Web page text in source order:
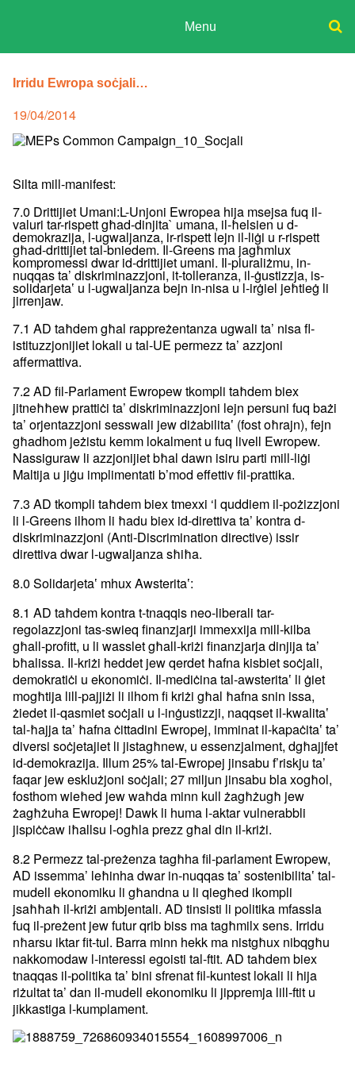
Menu
Join
for:
Irridu Ewropa soċjali…
Posted
on
19/04/2014
Silta mill-manifest:
7.0 Drittijiet Umani:L-Unjoni Ewropea hija msejsa fuq il-
valuri tar-rispett għad-dinjita` umana, il-ħelsien u d-
demokrazija, l-ugwaljanza, ir-rispett lejn il-liġi u r-rispett
għad-drittijiet tal-bniedem. Il-Greens ma jagħmlux
kompromessi dwar id-drittijiet umani. Il-pluraliżmu, in-
nuqqas ta’ diskriminazzjoni, it-tolleranza, il-ġustizzja, is-
solidarjetaʽ u l-ugwaljanza bejn in-nisa u l-irġiel jeħtieġ li
jirrenjaw.
7.1 AD taħdem għal rappreżentanza ugwali ta’ nisa fl-
istituzzjonijiet lokali u tal-UE permezz ta’ azzjoni
affermattiva.
7.2 AD fil-Parlament Ewropew tkompli taħdem biex
jitneħħew prattiċi ta’ diskriminazzjoni lejn persuni fuq bażi
ta’ orjentazzjoni sesswali jew diżabilitaʽ (fost oħrajn), fejn
għadhom jeżistu kemm lokalment u fuq livell Ewropew.
Nassiguraw li azzjonijiet bħal dawn isiru parti mill-liġi
Maltija u jiġu implimentati b’mod effettiv fil-prattika.
7.3 AD tkompli taħdem biex tmexxi ‘l quddiem il-pożizzjoni
li l-Greens ilhom li ħadu biex id-direttiva ta’ kontra d-
diskriminazzjoni (Anti-Discrimination directive) issir
direttiva dwar l-ugwaljanza sħiħa.
8.0 Solidarjetaʽ mhux Awsteritaʽ:
8.1 AD taħdem kontra t-tnaqqis neo-liberali tar-
regolazzjoni tas-swieq finanzjarji immexxija mill-kilba
għall-profitt, u li wasslet għall-kriżi finanzjarja dinjija ta’
bħalissa. Il-kriżi heddet jew qerdet ħafna kisbiet soċjali,
demokratiċi u ekonomiċi. Il-mediċina tal-awsteritaʽ li ġiet
mogħtija lill-pajjiżi li ilhom fi kriżi għal ħafna snin issa,
żiedet il-qasmiet soċjali u l-inġustizzji, naqqset il-kwalitaʽ
tal-ħajja ta’ ħafna ċittadini Ewropej, imminat il-kapaċitaʽ ta’
diversi soċjetajiet li jistagħnew, u essenzjalment, dgħajjfet
id-demokrazija. Illum 25% tal-Ewropej jinsabu f’riskju ta’
faqar jew esklużjoni soċjali; 27 miljun jinsabu bla xogħol,
fosthom wieħed jew waħda minn kull żagħżugħ jew
żagħżuha Ewropej! Dawk li huma l-aktar vulnerabbli
jispiċċaw iħallsu l-ogħla prezz għal din il-kriżi.
8.2 Permezz tal-preżenza tagħha fil-parlament Ewropew,
AD issemma’ leħinha dwar in-nuqqas ta’ sostenibilitaʽ tal-
mudell ekonomiku li għandna u li qiegħed ikompli
jsaħħaħ il-kriżi ambjentali. AD tinsisti li politika mfassla
fuq il-preżent jew futur qrib biss ma tagħmilx sens. Irridu
nħarsu iktar fit-tul. Barra minn hekk ma nistgħux nibqgħu
nakkomodaw l-interessi egoisti tal-ftit. AD taħdem biex
tnaqqas il-politika ta’ bini sfrenat fil-kuntest lokali li hija
riżultat ta’ dan il-mudell ekonomiku li jippremja lill-ftit u
jikkastiga l-kumplament.